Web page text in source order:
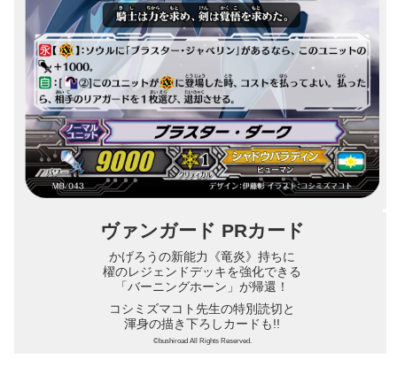
ヴァンガード PRカード
かげろうの新能力《竜炎》持ちに
櫂のレジェンドデッキを強化できる
「バーニングホーン」が帰還！
コシミズマコト先生の特別読切と
渾身の描き下ろしカードも!!
©bushiroad All Rights Reserved.